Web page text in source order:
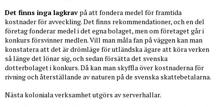
Det finns inga lagkrav på att fondera medel för framtida
kostnader för avveckling. Det finns rekommendationer, och en del
företag fonderar medel i det egna bolaget, men om företaget går i
konkurs försvinner medlen. Vill man måla fan på väggen kan man
konstatera att det är drömläge för utländska ägare att köra verken
så länge det lönar sig, och sedan försätta det svenska
dotterbolaget i konkurs. Då kan man skyffla över kostnaderna för
rivning och återställande av naturen på de svenska skattebetalarna.
Nästa koloniala verksamhet utgörs av serverhallar.